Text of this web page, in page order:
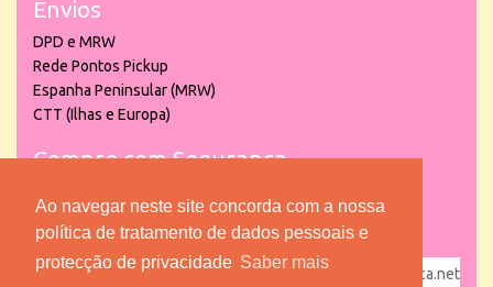
Ao navegar neste site concorda com a nossa
política de tratamento de dados pessoais e
protecção de privacidade Saber mais
Envios
DPD e MRW
Rede Pontos Pickup
Espanha Peninsular (MRW)
CTT (Ilhas e Europa)
Compre com Segurança
powered by puber!a | © 2026 Copyright www.lojadacrianca.net